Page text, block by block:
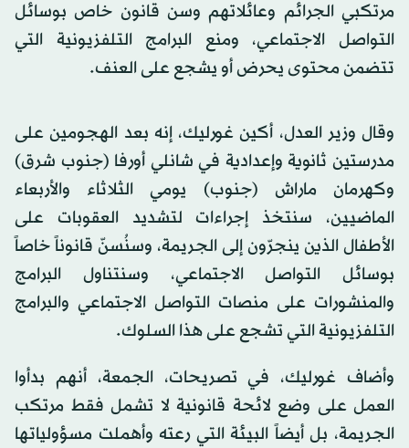
مرتكبي الجرائم وعائلاتهم وسن قانون خاص بوسائل
التواصل الاجتماعي، ومنع البرامج التلفزيونية التي
تتضمن محتوى يحرض أو يشجع على العنف.
وقال وزير العدل، أكين غورليك، إنه بعد الهجومين على
مدرستين ثانوية وإعدادية في شانلي أورفا (جنوب شرق)
وكهرمان ماراش (جنوب) يومي الثلاثاء والأربعاء
الماضيين، سنتخذ إجراءات لتشديد العقوبات على
الأطفال الذين ينجرّون إلى الجريمة، وسنُسنّ قانوناً خاصاً
بوسائل التواصل الاجتماعي، وسنتناول البرامج
والمنشورات على منصات التواصل الاجتماعي والبرامج
التلفزيونية التي تشجع على هذا السلوك.
وأضاف غورليك، في تصريحات، الجمعة، أنهم بدأوا
العمل على وضع لائحة قانونية لا تشمل فقط مرتكب
الجريمة، بل أيضاً البيئة التي رعته وأهملت مسؤولياتها